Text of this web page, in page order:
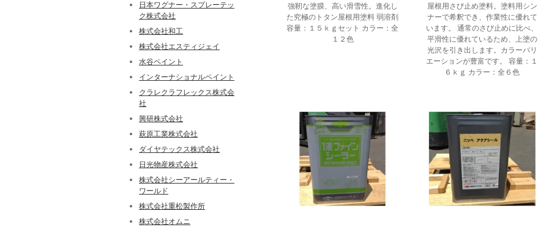
強靭な塗膜、高い滑雪性。進化し
た究極のトタン屋根用塗料 弱溶剤
容量：１５ｋｇセット カラー：全
１２色
屋根用さび止め塗料。塗料用シン
ナーで希釈でき、作業性に優れて
います。 通常のさび止めに比べ、
平滑性に優れているため、上塗の
光沢を引き出します。カラーバリ
エーションが豊富です。 容量：１
６ｋｇ カラー：全６色
日本ワグナー・スプレーテッ
ク株式会社
株式会社和工
株式会社エスティジェイ
水谷ペイント
インターナショナルペイント
クラレクラフレックス株式会
社
興研株式会社
萩原工業株式会社
ダイヤテックス株式会社
日光物産株式会社
株式会社シーアールティー・
ワールド
株式会社重松製作所
株式会社オムニ